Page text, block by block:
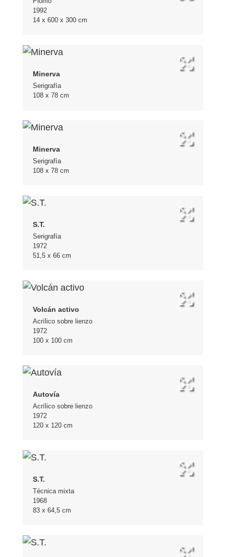
1992
14 x 600 x 300 cm
Minerva
Serigrafía
108 x 78 cm
Minerva
Serigrafía
108 x 78 cm
S.T.
Serigrafía
1972
51,5 x 66 cm
Volcán activo
Acrílico sobre lienzo
1972
100 x 100 cm
Autovía
Acrílico sobre lienzo
1972
120 x 120 cm
S.T.
Técnica mixta
1968
83 x 64,5 cm